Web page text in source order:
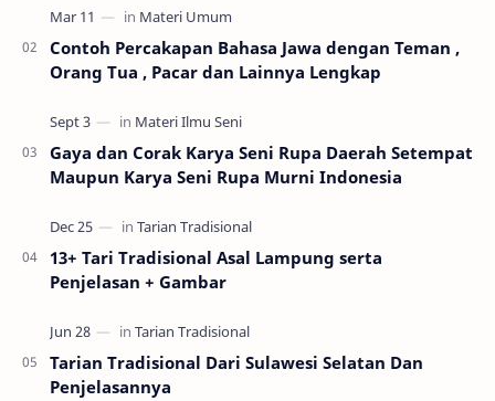
Contoh Percakapan Bahasa Jawa dengan Teman ,
Orang Tua , Pacar dan Lainnya Lengkap
Gaya dan Corak Karya Seni Rupa Daerah Setempat
Maupun Karya Seni Rupa Murni Indonesia
13+ Tari Tradisional Asal Lampung serta
Penjelasan + Gambar
Tarian Tradisional Dari Sulawesi Selatan Dan
Penjelasannya